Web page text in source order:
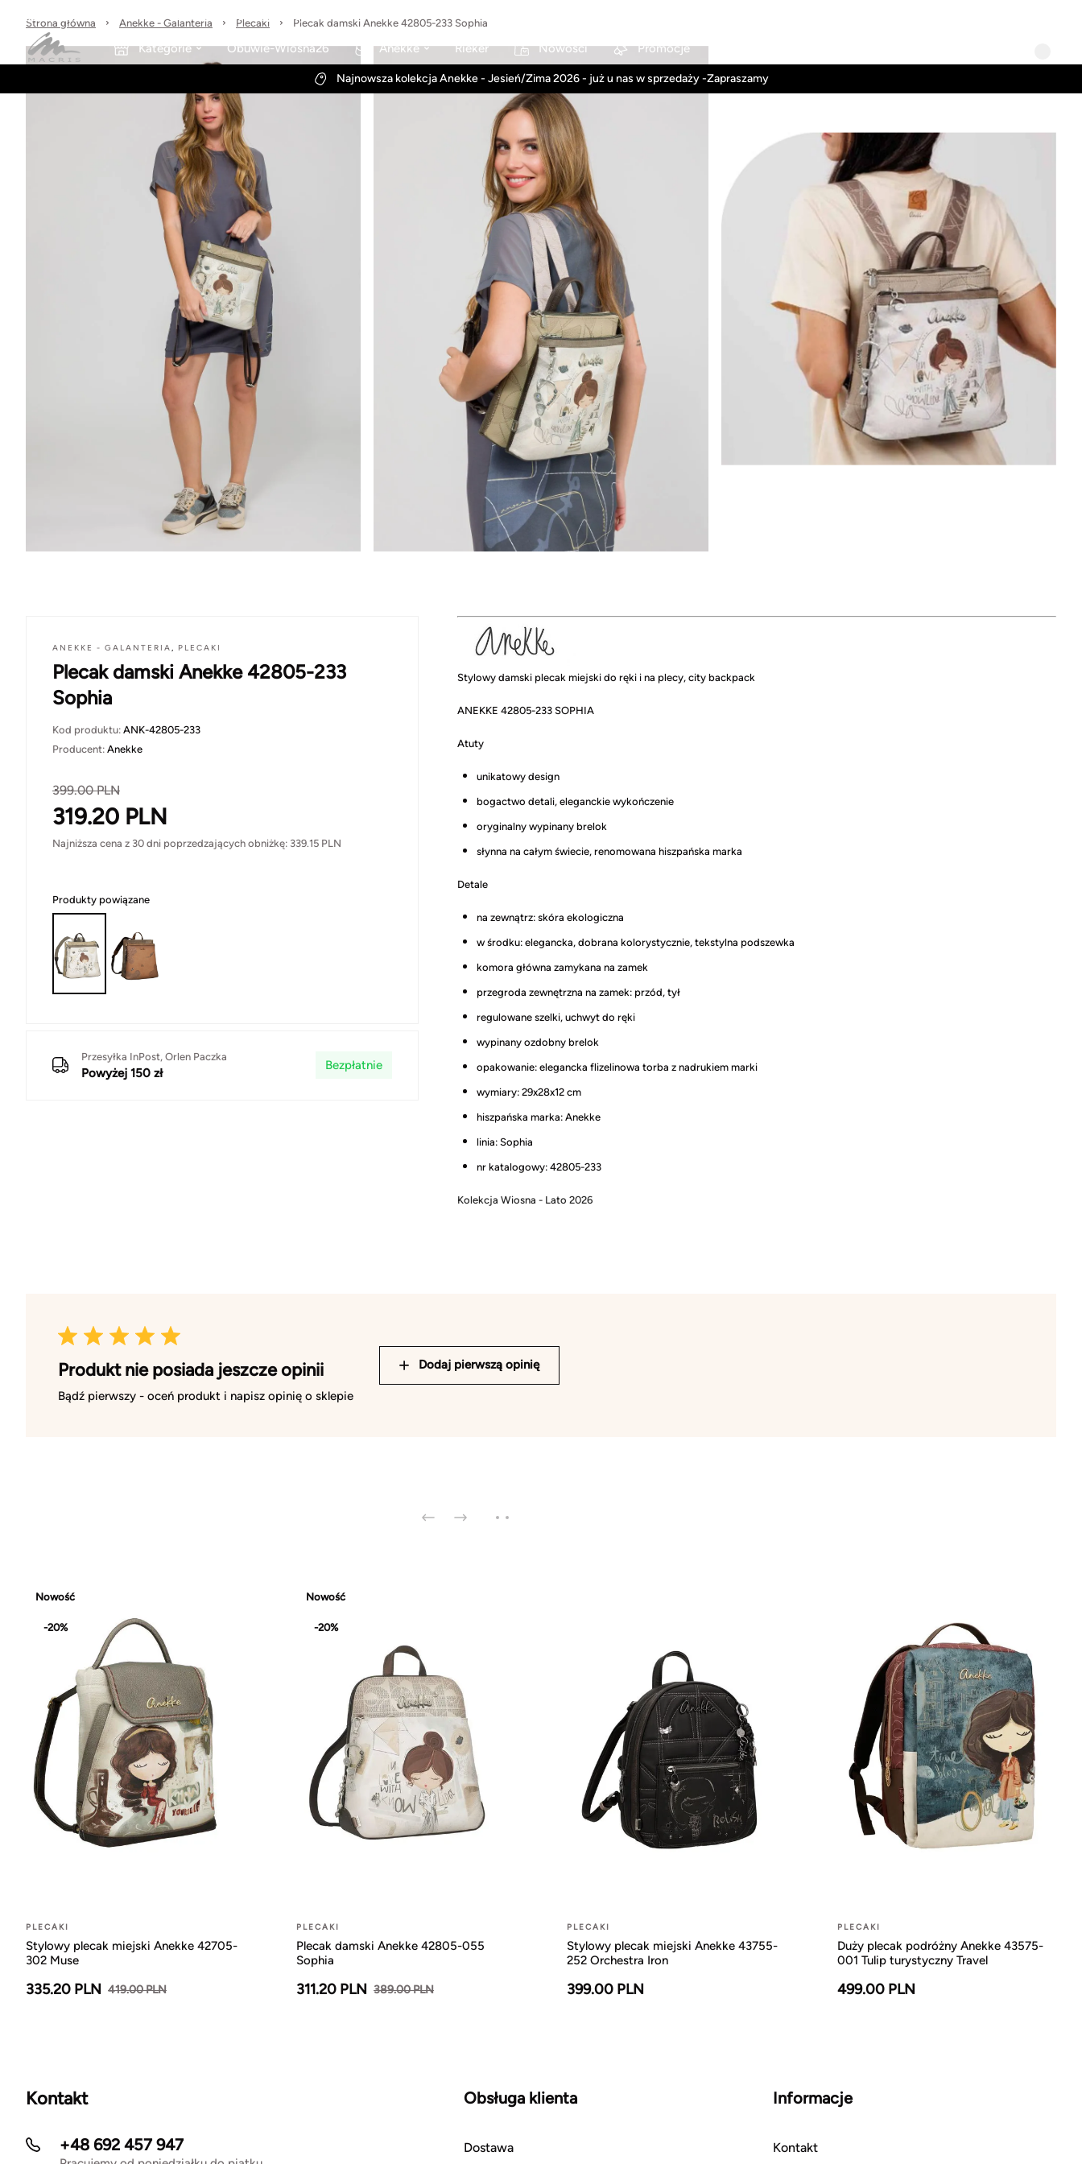
Sprawdzone marki
Kategorie Obuwie-Wiosna26 Anekke Rieker Nowości Promocje
Najnowsza kolekcja Anekke - Jesień/Zima 2026 - już u nas w sprzedaży -Zapraszamy
Strona główna Anekke - Galanteria Plecaki Plecak damski Anekke 42805-233 Sophia
ANEKKE - GALANTERIA, PLECAKI
Plecak damski Anekke 42805-233
Sophia
Kod produktu: ANK-42805-233
Producent: Anekke
399.00PLN
319.20 PLN
Najniższa cena z 30 dni poprzedzających obniżkę: 339.15 PLN
Produkty powiązane
Przesyłka InPost, Orlen Paczka
Powyżej 150 zł
Bezpłatnie
Stylowy damski plecak miejski do ręki i na plecy, city backpack
ANEKKE 42805-233 SOPHIA
Atuty
unikatowy design
bogactwo detali, eleganckie wykończenie
oryginalny wypinany brelok
słynna na całym świecie, renomowana hiszpańska marka
Detale
na zewnątrz: skóra ekologiczna
w środku: elegancka, dobrana kolorystycznie, tekstylna podszewka
komora główna zamykana na zamek
przegroda zewnętrzna na zamek: przód, tył
regulowane szelki, uchwyt do ręki
wypinany ozdobny brelok
opakowanie: elegancka flizelinowa torba z nadrukiem marki
wymiary: 29x28x12 cm
hiszpańska marka: Anekke
linia: Sophia
nr katalogowy: 42805-233
Kolekcja Wiosna - Lato 2026
Produkt nie posiada jeszcze opinii
Bądź pierwszy - oceń produkt i napisz opinię o sklepie
Dodaj pierwszą opinię
Nowość
-20%
PLECAKI
Stylowy plecak miejski Anekke 42705-
302 Muse
335.20 PLN 419.00 PLN
Nowość
-20%
PLECAKI
Plecak damski Anekke 42805-055
Sophia
311.20 PLN 389.00 PLN
PLECAKI
Stylowy plecak miejski Anekke 43755-
252 Orchestra Iron
399.00 PLN
PLECAKI
Duży plecak podróżny Anekke 43575-
001 Tulip turystyczny Travel
499.00 PLN
Kontakt
+48 692 457 947
Obsługa klienta
Dostawa
Informacje
Kontakt